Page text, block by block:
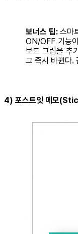
보너스 팁: 스마
ON/OFF 기능
보드 그림을 추
그 즉시 바뀐다.
4) 포스트잇 메모